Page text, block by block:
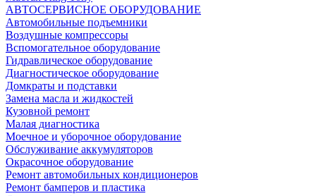
АВТОСЕРВИСНОЕ ОБОРУДОВАНИЕ
Автомобильные подъемники
Воздушные компрессоры
Вспомогательное оборудование
Гидравлическое оборудование
Диагностическое оборудование
Домкраты и подставки
Замена масла и жидкостей
Кузовной ремонт
Малая диагностика
Моечное и уборочное оборудование
Обслуживание аккумуляторов
Окрасочное оборудование
Ремонт автомобильных кондиционеров
Ремонт бамперов и пластика